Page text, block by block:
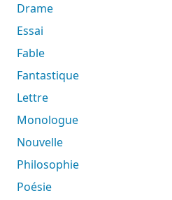
Drame
Essai
Fable
Fantastique
Lettre
Monologue
Nouvelle
Philosophie
Poésie